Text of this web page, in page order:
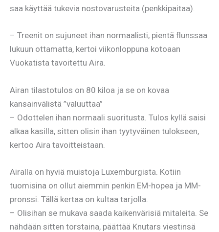
saa käyttää tukevia nostovarusteita (penkkipaitaa).
– Treenit on sujuneet ihan normaalisti, pientä flunssaa
lukuun ottamatta, kertoi viikonloppuna kotoaan
Vuokatista tavoitettu Aira.
Airan tilastotulos on 80 kiloa ja se on kovaa
kansainvälistä ”valuuttaa”
– Odottelen ihan normaali suoritusta. Tulos kyllä saisi
alkaa kasilla, sitten olisin ihan tyytyväinen tulokseen,
kertoo Aira tavoitteistaan.
Airalla on hyviä muistoja Luxemburgista. Kotiin
tuomisina on ollut aiemmin penkin EM-hopea ja MM-
pronssi. Tällä kertaa on kultaa tarjolla.
– Olisihan se mukava saada kaikenvärisiä mitaleita. Se
nähdään sitten torstaina, päättää Knutars viestinsä